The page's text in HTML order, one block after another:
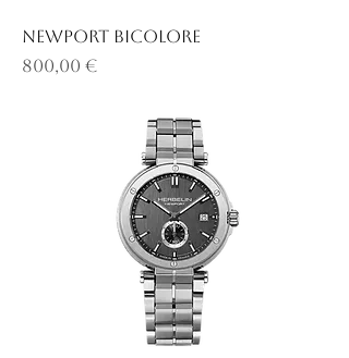
NEWPORT BICOLORE
Prix
800,00 €